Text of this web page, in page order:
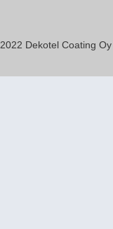
2022 Dekotel Coating Oy